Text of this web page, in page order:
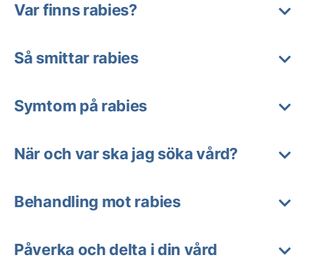
Var finns rabies?
Så smittar rabies
Symtom på rabies
När och var ska jag söka vård?
Behandling mot rabies
Påverka och delta i din vård